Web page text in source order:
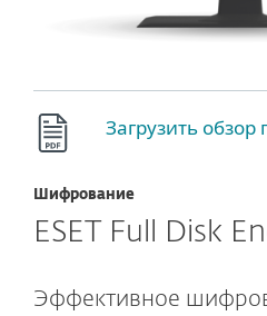
Загрузить обзор
Шифрование
ESET Full Disk
Эффективное